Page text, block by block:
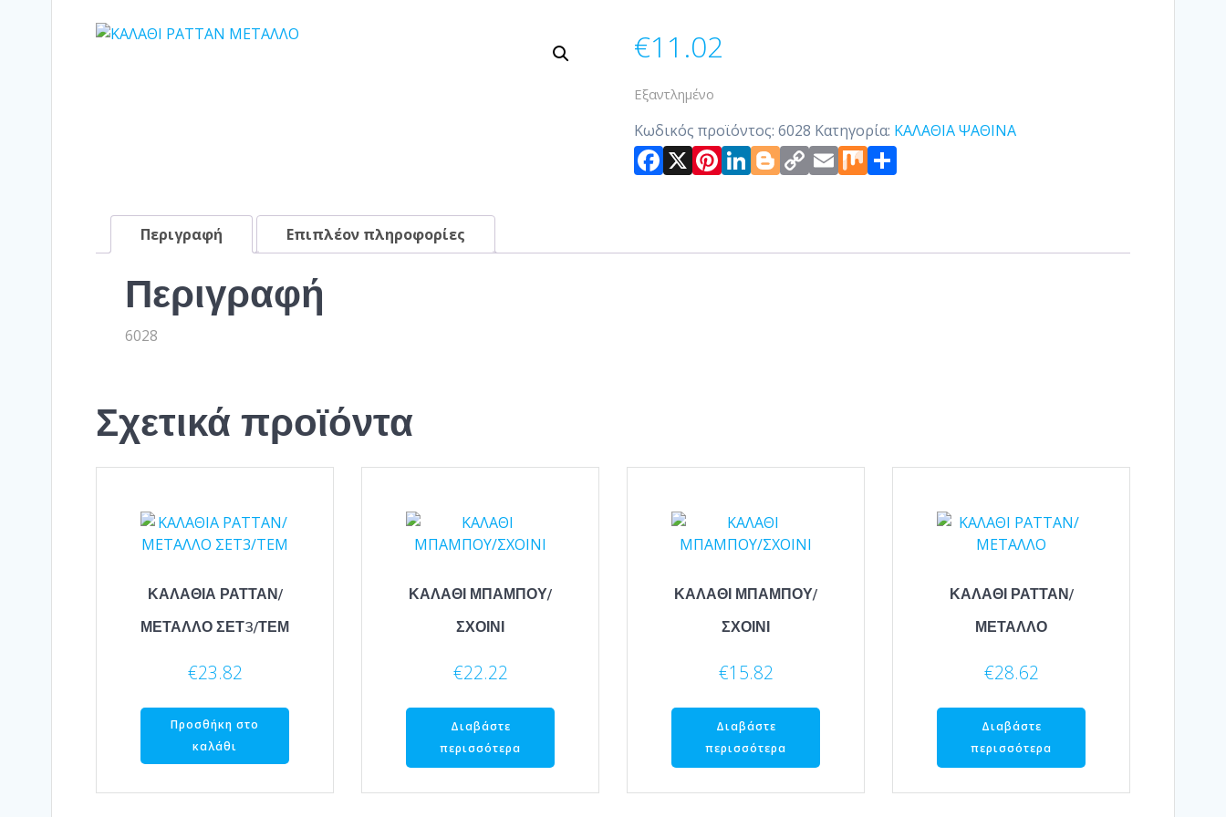
€11.02
Εξαντλημένο
Κωδικός προϊόντος: 6028 Κατηγορία: ΚΑΛΑΘΙΑ ΨΑΘΙΝΑ
Facebook
X Pinterest
LinkedIn
Blogger
Copy
Link
Email
MixΜοιραστείτε
Περιγραφή Επιπλέον πληροφορίες
Περιγραφή
6028
Σχετικά προϊόντα
ΚΑΛΑΘΙΑ ΡΑΤΤΑΝ/
ΜΕΤΑΛΛΟ ΣΕΤ3/ΤΕΜ
€23.82
Προσθήκη στο
καλάθι
ΚΑΛΑΘΙ ΜΠΑΜΠΟΥ/
ΣΧΟΙΝΙ
€22.22
Διαβάστε
περισσότερα
ΚΑΛΑΘΙ ΜΠΑΜΠΟΥ/
ΣΧΟΙΝΙ
€15.82
Διαβάστε
περισσότερα
ΚΑΛΑΘΙ ΡΑΤΤΑΝ/
ΜΕΤΑΛΛΟ
€28.62
Διαβάστε
περισσότερα